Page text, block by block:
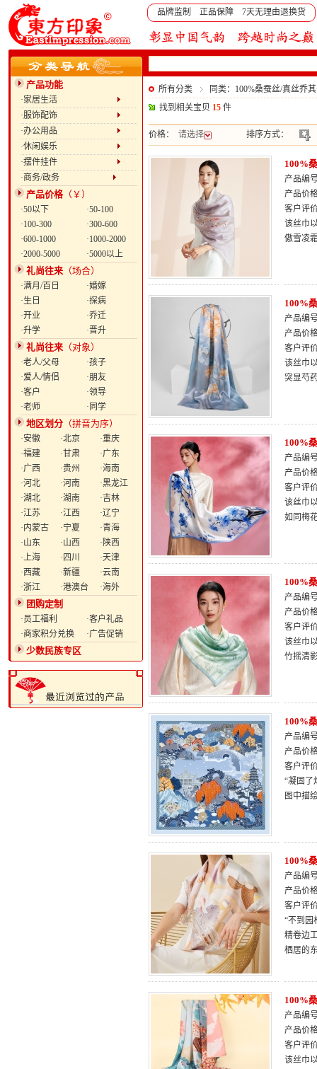
品牌监制 正品保障 7天无理由退换货
产品功能
·家居生活
·服饰配饰
·办公用品
·休闲娱乐
·摆件挂件
·商务/政务
产品价格（￥）
·50以下
·50-100
·100-300
·300-600
·600-1000
·1000-2000
·2000-5000
·5000以上
礼尚往来 （场合）
·满月/百日
·婚嫁
·生日
·探病
·开业
·乔迁
·升学
·晋升
礼尚往来 （对象）
·老人/父母
·孩子
·爱人/情侣
·朋友
·客户
·领导
·老师
·同学
地区划分 （拼音为序）
·安徽 ·北京
·重庆
·福建
·甘肃
·广东
·广西
·贵州
·海南
·河北
·河南
·黑龙江
·湖北
·湖南
·吉林
·江苏
·江西
·辽宁
·内蒙古
·宁夏
·青海
·山东
·山西
·陕西
·上海
·四川
·天津
·西藏
·新疆
·云南
·浙江
·港澳台 ·海外
团购定制
·员工福利
·客户礼品
·商家积分兑换
·广告促销
少数民族专区
所有分类
同类：100%桑蚕丝/真丝乔
找到相关宝贝 15 件
价格： 请选择 排序方式：
100%
产品编
产品价
客户评
该丝巾
傲雪凌
100%
产品编
产品价
客户评
该丝巾
突显芍
100%
产品编
产品价
客户评
该丝巾
如同梅
100%
产品编
产品价
客户评
该丝巾
竹摇清
100%
产品编
产品价
客户评
“凝固了
图中描
100%
产品编
产品价
客户评
“不到园
精卷边
栖居的
100%
产品编
产品价
客户评
该丝巾